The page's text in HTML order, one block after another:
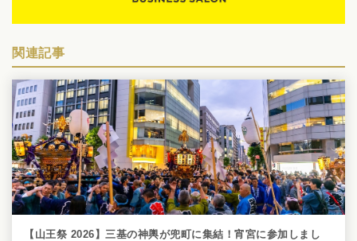
関連記事
【山王祭 2026】三基の神輿が兜町に集結！宵宮に参加しまし